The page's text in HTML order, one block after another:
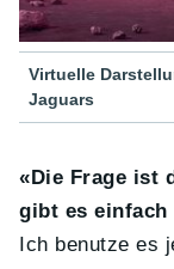
Virtuelle
Jaguars
«Die Frage ist
gibt es einfach
Ich benutze es